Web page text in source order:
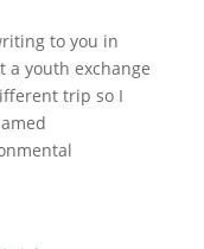
to you in
a youth exchange
trip so I